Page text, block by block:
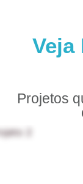
Veja
Projetos